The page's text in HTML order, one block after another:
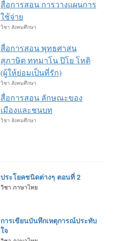
สื่อการสอน การวางแผนการ
ใช้จ่าย
วิชา สังคมศึกษา
สื่อการสอน พุทธศาสน
สุภาษิต ททมาโน ปิโย โหติ
(ผู้ให้ย่อมเป็นที่รัก)
วิชา สังคมศึกษา
สื่อการสอน ลักษณะของ
เมืองและชนบท
วิชา สังคมศึกษา
ประโยคชนิดต่างๆ ตอนที่ 2
วิชา ภาษาไทย
การเขียนบันทึกเหตุการณ์ประทับ
ใจ